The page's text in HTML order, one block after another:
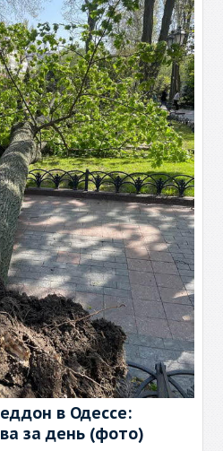
в Одессе:
за день (фото)